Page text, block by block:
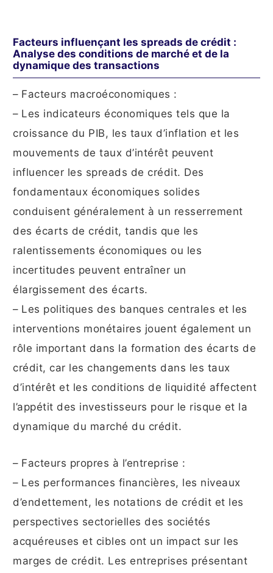
Facteurs influençant les spreads de crédit :
Analyse des conditions de marché et de la
dynamique des transactions
– Facteurs macroéconomiques :
– Les indicateurs économiques tels que la
croissance du PIB, les taux d’inflation et les
mouvements de taux d’intérêt peuvent
influencer les spreads de crédit. Des
fondamentaux économiques solides
conduisent généralement à un resserrement
des écarts de crédit, tandis que les
ralentissements économiques ou les
incertitudes peuvent entraîner un
élargissement des écarts.
– Les politiques des banques centrales et les
interventions monétaires jouent également un
rôle important dans la formation des écarts de
crédit, car les changements dans les taux
d’intérêt et les conditions de liquidité affectent
l’appétit des investisseurs pour le risque et la
dynamique du marché du crédit.
– Facteurs propres à l’entreprise :
– Les performances financières, les niveaux
d’endettement, les notations de crédit et les
perspectives sectorielles des sociétés
acquéreuses et cibles ont un impact sur les
marges de crédit. Les entreprises présentant